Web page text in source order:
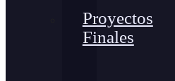
Proyectos
Finales